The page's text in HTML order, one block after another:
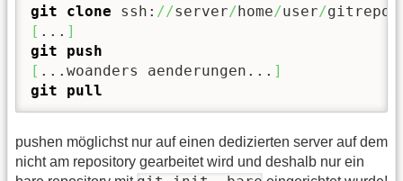
git clone ssh: //server/ home/user/
[ ... ]
git push
[ ...woanders aenderungen... ]
git pull
pushen möglichst nur auf einen dedizierten server auf dem
nicht am repository gearbeitet wird und deshalb nur ein